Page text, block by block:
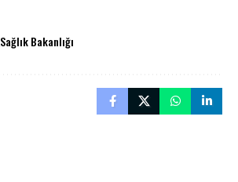
Sağlık Bakanlığı